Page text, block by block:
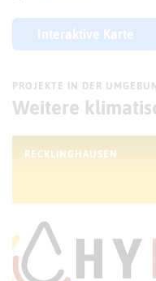
Interaktive Karte
PROJEKTE IN DER
Weitere
RECKLINGHAUSEN